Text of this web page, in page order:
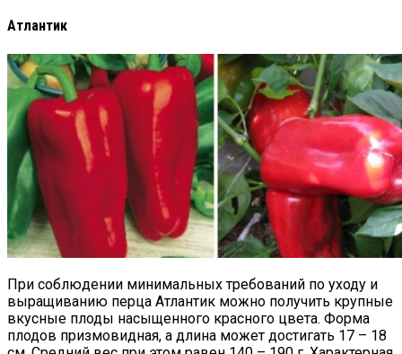
Атлантик
При соблюдении минимальных требований по уходу и
выращиванию перца Атлантик можно получить крупные
вкусные плоды насыщенного красного цвета. Форма
плодов призмовидная, а длина может достигать 17 – 18